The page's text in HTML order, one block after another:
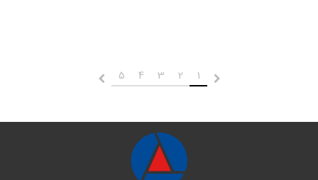
1
2
3
4
5